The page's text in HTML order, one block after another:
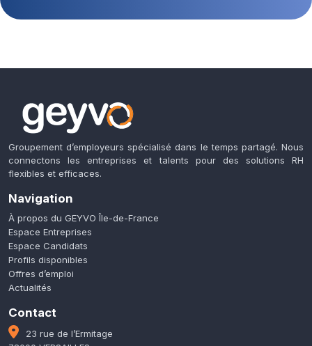
Groupement d’employeurs spécialisé dans le temps partagé. Nous
connectons les entreprises et talents pour des solutions RH
flexibles et efficaces.
Navigation
À propos du GEYVO Île-de-France
Espace Entreprises
Espace Candidats
Profils disponibles
Offres d’emploi
Actualités
Contact
23 rue de l’Ermitage